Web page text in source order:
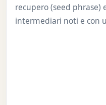
recupero (seed
intermediari noti e con